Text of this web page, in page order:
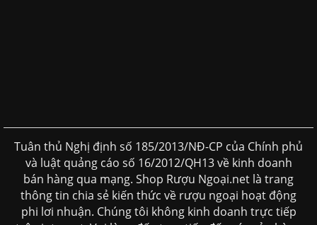
Tuân thủ Nghị định số 185/2013/NĐ-CP của Chính phủ
và luật quảng cáo số 16/2012/QH13 về kinh doanh
bán hàng qua mạng. Shop Rượu Ngoại.net là trang
thông tin chia sẻ kiến thức về rượu ngoại hoạt động
phi lơi nhuận. Chúng tôi không kinh doanh trực tiếp